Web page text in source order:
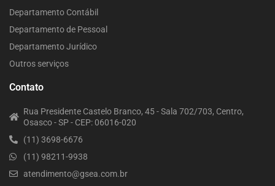
Departamento Contábil
Departamento de Pessoal
Departamento Jurídico
Outros serviços
Contato
Rua Presidente Castelo Branco, 45 - Sala 702/703, Centro,
Osasco - SP - CEP: 06016-020
(11) 3698-6676
(11) 98211-9938
atendimento@gsea.com.br